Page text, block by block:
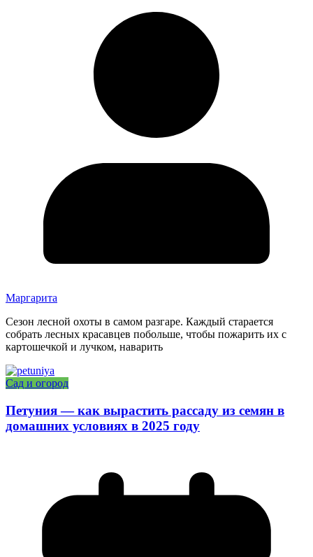
Маргарита
Сезон лесной охоты в самом разгаре. Каждый старается
собрать лесных красавцев побольше, чтобы пожарить их с
картошечкой и лучком, наварить
Сад и огород
Петуния — как вырастить рассаду из семян в
домашних условиях в 2025 году